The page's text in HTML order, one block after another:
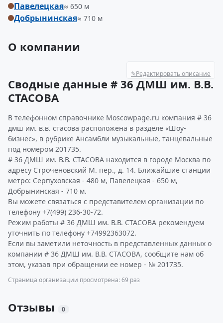
Павелецкая≈ 650 м
Добрынинская≈ 710 м
О компании
✎Редактировать описание
Сводные данные # 36 ДМШ им. В.В.
СТАСОВА
В телефонном справочнике Moscowpage.ru компания # 36
дмш им. в.в. стасова расположена в разделе «Шоу-
бизнес», в рубрике Ансамбли музыкальные, танцевальные
под номером 201735.
# 36 ДМШ им. В.В. СТАСОВА находится в городе Москва по
адресу Строченовский М. пер., д. 14. Ближайшие станции
метро: Серпуховская - 480 м, Павелецкая - 650 м,
Добрынинская - 710 м.
Вы можете связаться с представителем организации по
телефону +7(499) 236-30-72.
Режим работы # 36 ДМШ им. В.В. СТАСОВА рекомендуем
уточнить по телефону +74992363072.
Если вы заметили неточность в представленных данных о
компании # 36 ДМШ им. В.В. СТАСОВА, сообщите нам об
этом, указав при обращении ее номер - № 201735.
Страница организации просмотрена: 69 раз
Отзывы 0